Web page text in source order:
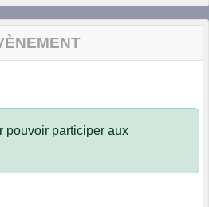
pouvoir participer aux